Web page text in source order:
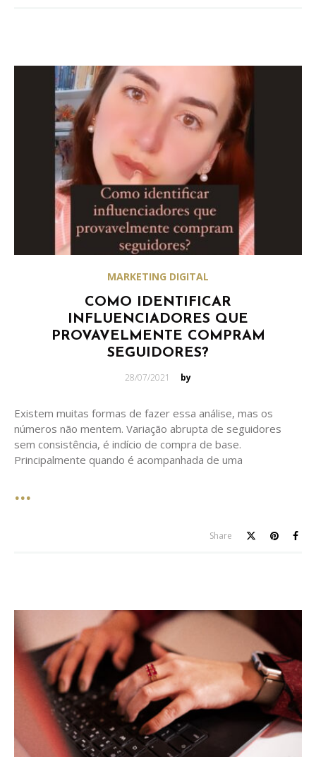
MARKETING DIGITAL
COMO IDENTIFICAR
INFLUENCIADORES QUE
PROVAVELMENTE COMPRAM
SEGUIDORES?
Posted
28/07/2021 by
Existem muitas formas de fazer essa análise, mas os
números não mentem. Variação abrupta de seguidores
sem consistência, é indício de compra de base.
Principalmente quando é acompanhada de uma
Share